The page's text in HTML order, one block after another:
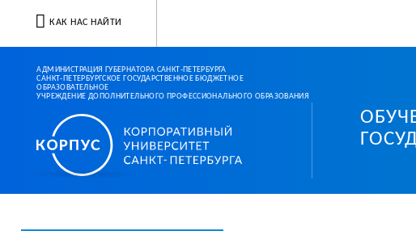
АДМИНИСТРАЦИЯ ГУБЕРНАТОРА САНКТ-ПЕТЕРБУРГА
САНКТ-ПЕТЕРБУРГСКОЕ ГОСУДАРСТВЕННОЕ БЮДЖЕТНОЕ
ОБРАЗОВАТЕЛЬНОЕ
УЧРЕЖДЕНИЕ ДОПОЛНИТЕЛЬНОГО ПРОФЕССИОНАЛЬНОГО ОБРАЗОВАНИЯ
Корпоративный университет
КАК НАС НАЙТИ